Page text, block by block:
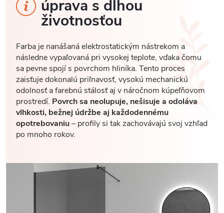
úprava s dlhou
životnosťou
Farba je nanášaná elektrostatickým nástrekom a
následne vypaľovaná pri vysokej teplote, vďaka čomu
sa pevne spojí s povrchom hliníka. Tento proces
zaisťuje dokonalú priľnavosť, vysokú mechanickú
odolnosť a farebnú stálosť aj v náročnom kúpeľňovom
prostredí. Povrch sa neolupuje, nešisuje a odoláva
vlhkosti, bežnej údržbe aj každodennému
opotrebovaniu– profily si tak zachovávajú svoj vzhľad
po mnoho rokov.